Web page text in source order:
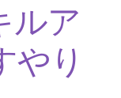
ルア
やり